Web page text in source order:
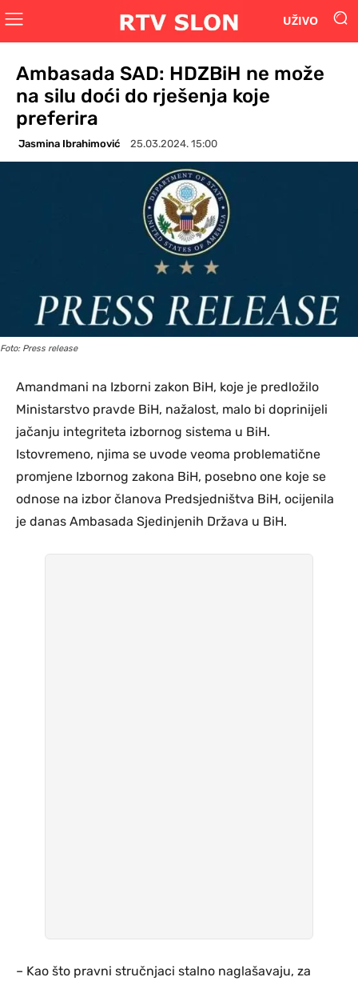
UŽIVO
Ambasada SAD: HDZBiH ne može
na silu doći do rješenja koje
preferira
Jasmina Ibrahimović 25.03.2024. 15:00
Foto: Press release
Amandmani na Izborni zakon BiH, koje je predložilo
Ministarstvo pravde BiH, nažalost, malo bi doprinijeli
jačanju integriteta izbornog sistema u BiH.
Istovremeno, njima se uvode veoma problematične
promjene Izbornog zakona BiH, posebno one koje se
odnose na izbor članova Predsjedništva BiH, ocijenila
je danas Ambasada Sjedinjenih Država u BiH.
– Kao što pravni stručnjaci stalno naglašavaju, za